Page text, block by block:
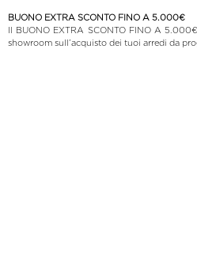
BUONO EXTRA SCONTO FINO A 5.000€
Il BUONO EXTRA SCONTO FINO A
showroom sull’acquisto dei tuoi arredi da